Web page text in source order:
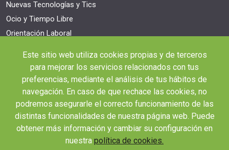
Nuevas Tecnologías y Tics
Ocio y Tiempo Libre
Orientación Laboral
Salud y Actividad Física
OTROS ENLACES IMPORTANTES
Webinars y podcast
Revista Innovación Educativa
Contexto Educativo
Este sitio web utiliza cookies propias y de terceros
para mejorar los servicios relacionados con tus
preferencias, mediante el análisis de tus hábitos de
navegación. En caso de que rechace las cookies, no
podremos asegurarle el correcto funcionamiento de las
distintas funcionalidades de nuestra página web. Puede
obtener más información y cambiar su configuración en
nuestra política de cookies.